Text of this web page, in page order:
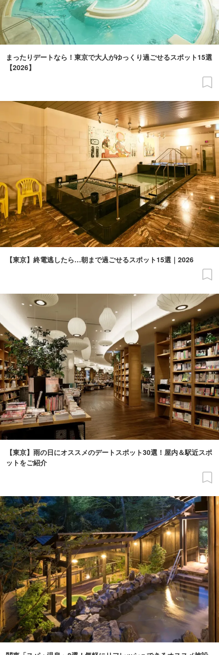
まったりデートなら！東京で大人がゆっくり過ごせるスポット15選
【2026】
【東京】終電逃したら…朝まで過ごせるスポット15選｜2026
【東京】雨の日にオススメのデートスポット30選！屋内＆駅近スポ
ットをご紹介